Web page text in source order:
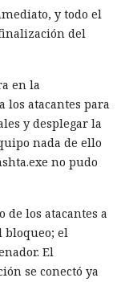
y todo el
del
en la
los atacantes para
y desplegar la
nada de ello
no pudo
los atacantes a
bloqueo; el
El
se conectó ya